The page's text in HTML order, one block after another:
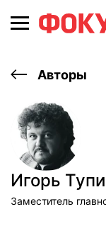
Авторы
Игорь
Заместитель